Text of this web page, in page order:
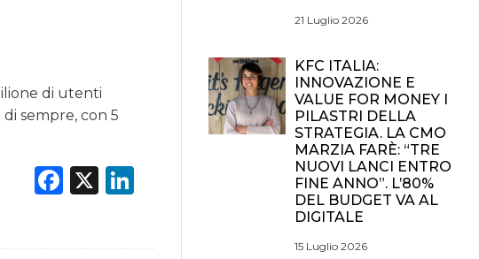
di utenti
di sempre, con 5
Facebook
X LinkedIn
21 Luglio 2026
KFC ITALIA:
INNOVAZIONE E
VALUE FOR MONEY I
PILASTRI DELLA
STRATEGIA. LA CMO
MARZIA FARÈ: “TRE
NUOVI LANCI ENTRO
FINE ANNO”. L’80%
DEL BUDGET VA AL
DIGITALE
15 Luglio 2026